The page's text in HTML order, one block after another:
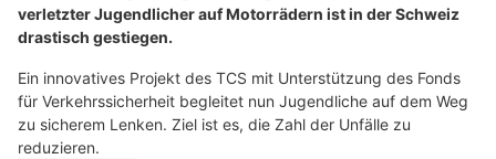
verletzter Jugendlicher auf Motorrädern ist in der Schweiz
drastisch gestiegen.
Ein innovatives Projekt des TCS mit Unterstützung des Fonds
für Verkehrssicherheit begleitet nun Jugendliche auf dem Weg
zu sicherem Lenken. Ziel ist es, die Zahl der Unfälle zu
reduzieren.